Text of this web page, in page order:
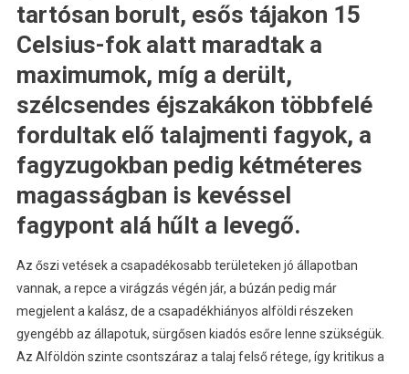
tartósan borult, esős tájakon 15
Celsius-fok alatt maradtak a
maximumok, míg a derült,
szélcsendes éjszakákon többfelé
fordultak elő talajmenti fagyok, a
fagyzugokban pedig kétméteres
magasságban is kevéssel
fagypont alá hűlt a levegő.
Az őszi vetések a csapadékosabb területeken jó állapotban
vannak, a repce a virágzás végén jár, a búzán pedig már
megjelent a kalász, de a csapadékhiányos alföldi részeken
gyengébb az állapotuk, sürgősen kiadós esőre lenne szükségük.
Az Alföldön szinte csontszáraz a talaj felső rétege, így kritikus a